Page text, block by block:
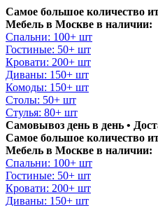
Самое большое количество
Мебель в Москве в наличии:
Спальни: 100+ шт
Гостиные: 50+ шт
Кровати: 200+ шт
Диваны: 150+ шт
Комоды: 150+ шт
Столы: 50+ шт
Стулья: 80+ шт
Самовывоз день в день •
Самое большое количество
Мебель в Москве в наличии:
Спальни: 100+ шт
Гостиные: 50+ шт
Кровати: 200+ шт
Диваны: 150+ шт